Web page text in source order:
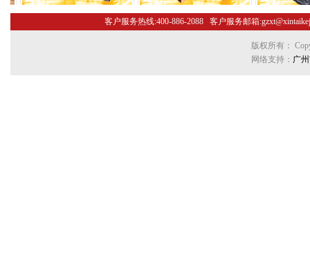
客户服务热线:400-886-2088 客户服务邮箱
版权所有：
网络支持： 广